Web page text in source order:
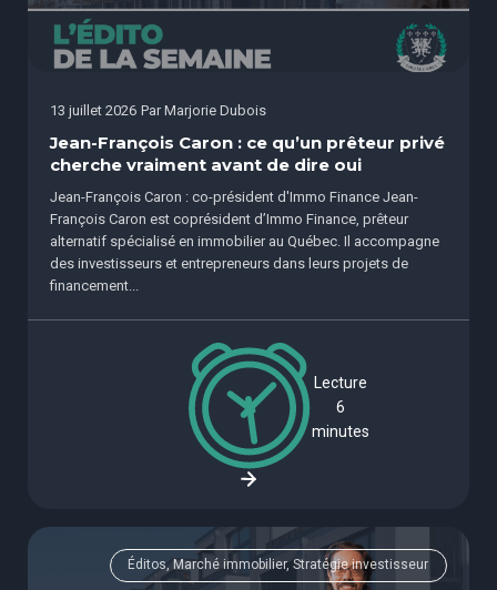
13 juillet 2026 Par Marjorie Dubois
Jean-François Caron : ce qu’un prêteur privé
cherche vraiment avant de dire oui
Jean-François Caron : co-président d'Immo Finance Jean-
François Caron est coprésident d’Immo Finance, prêteur
alternatif spécialisé en immobilier au Québec. Il accompagne
des investisseurs et entrepreneurs dans leurs projets de
financement...
Lecture
6
minutes
Éditos, Marché immobilier, Stratégie investisseur